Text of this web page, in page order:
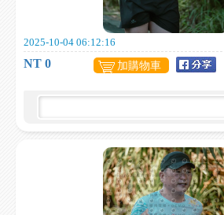
2025-10-04 06:12:16
NT 0 加購物車